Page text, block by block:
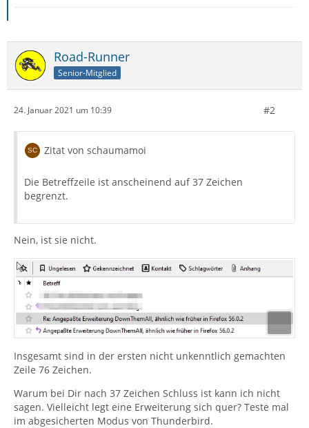
Road-Runner
Senior-Mitglied
24. Januar 2021 um 10:39 #2
Zitat von schaumamoi
Die Betreffzeile ist anscheinend auf 37 Zeichen
begrenzt.
Nein, ist sie nicht.
Insgesamt sind in der ersten nicht unkenntlich gemachten
Zeile 76 Zeichen.
Warum bei Dir nach 37 Zeichen Schluss ist kann ich nicht
sagen. Vielleicht legt eine Erweiterung sich quer? Teste mal
im abgesicherten Modus von Thunderbird.